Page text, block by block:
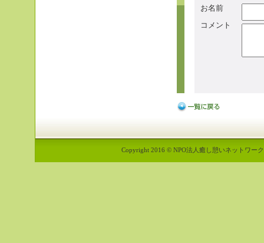
お名前
コメント
Copyright 2016 © NPO法人癒し憩いネットワー